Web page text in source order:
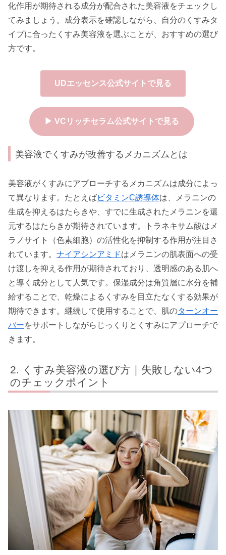
化作用が期待される成分が配合された美容液をチェックし
てみましょう。成分表示を確認しながら、自分のくすみタ
イプに合ったくすみ美容液を選ぶことが、おすすめの選び
方です。
UDエッセンス公式サイトで見る
▶ VCリッチセラム公式サイトで見る
美容液でくすみが改善するメカニズムとは
美容液がくすみにアプローチするメカニズムは成分によっ
て異なります。たとえばビタミンC誘導体は、メラニンの
生成を抑えるはたらきや、すでに生成されたメラニンを還
元するはたらきが期待されています。トラネキサム酸はメ
ラノサイト（色素細胞）の活性化を抑制する作用が注目さ
れています。 ナイアシンアミドはメラニンの肌表面への受
け渡しを抑える作用が期待されており、透明感のある肌へ
と導く成分として人気です。保湿成分は角質層に水分を補
給することで、乾燥によるくすみを目立たなくする効果が
期待できます。継続して使用することで、肌のターンオー
バーをサポートしながらじっくりとくすみにアプローチで
きます。
くすみ美容液の選び方｜失敗しない4つ
のチェックポイント